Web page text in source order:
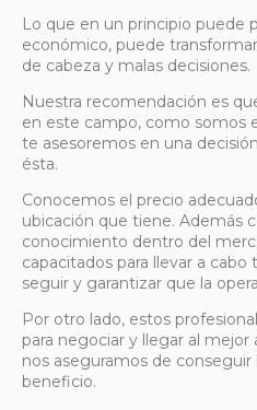
Lo que en un principio puede
económico, puede
de cabeza y malas decisiones.
Nuestra recomendación es
en este campo, como somos
te asesoremos en una
ésta.
Conocemos el precio
ubicación que tiene. Además
conocimiento dentro del
capacitados para llevar a
seguir y garantizar que la
Por otro lado, estos
para negociar y llegar al
nos aseguramos de
beneficio.